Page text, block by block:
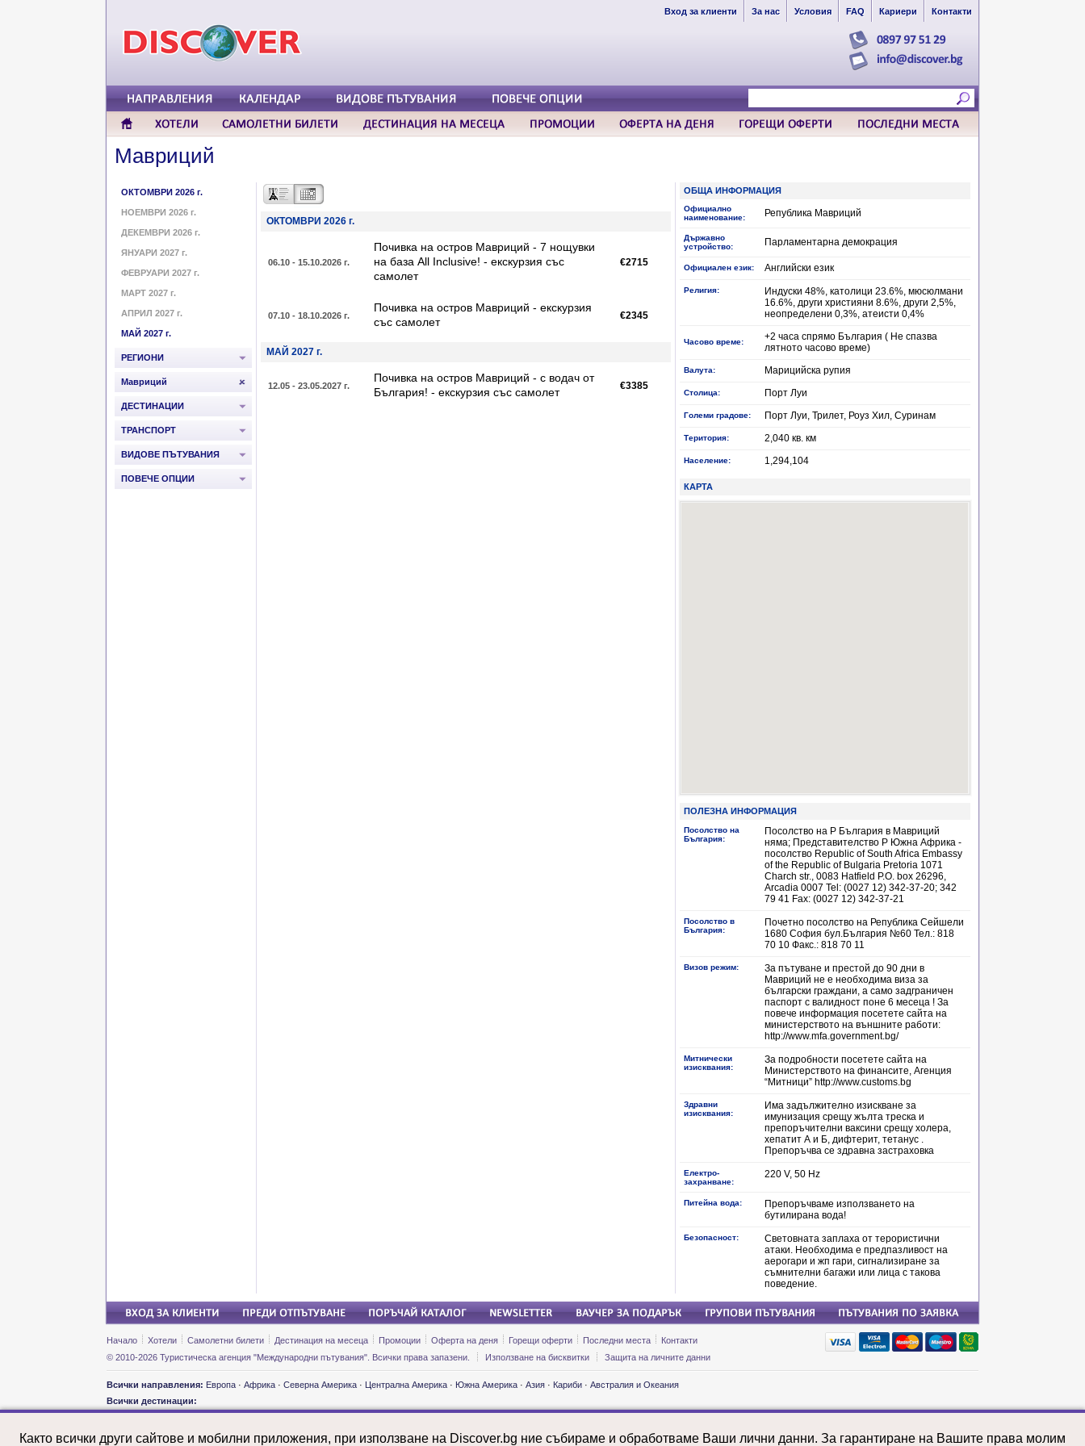
Вход за клиенти За нас Условия FAQ Кариери Контакти
Мавриций
ОКТОМВРИ 2026 г.
НОЕМВРИ 2026 г.
ДЕКЕМВРИ 2026 г.
ЯНУАРИ 2027 г.
ФЕВРУАРИ 2027 г.
МАРТ 2027 г.
АПРИЛ 2027 г.
МАЙ 2027 г.
РЕГИОНИ
Мавриций
ДЕСТИНАЦИИ
ТРАНСПОРТ
ВИДОВЕ ПЪТУВАНИЯ
ПОВЕЧЕ ОПЦИИ
ОКТОМВРИ 2026 г.
06.10 - 15.10.2026 г.
Почивка на остров Мавриций - 7 нощувки
на база All Inclusive! - екскурзия със
самолет
€2715
07.10 - 18.10.2026 г.
Почивка на остров Мавриций - екскурзия
със самолет
€2345
МАЙ 2027 г.
12.05 - 23.05.2027 г.
Почивка на остров Мавриций - с водач от
България! - екскурзия със самолет
€3385
ОБЩА ИНФОРМАЦИЯ
Официално
наименование:
Република Мавриций
Държавно
устройство:
Парламентарна демокрация
Официален език: Английски език
Религия:
Индуски 48%, католици 23.6%, мюсюлмани
16.6%, други християни 8.6%, други 2,5%,
неопределени 0,3%, атеисти 0,4%
Часово време:
+2 часа спрямо България ( Не спазва
лятното часово време)
Валута: Марицийска рупия
Столица: Порт Луи
Големи градове: Порт Луи, Трилет, Роуз Хил, Суринам
Територия: 2,040 кв. км
Население: 1,294,104
КАРТА
ПОЛЕЗНА ИНФОРМАЦИЯ
Посолство на
България:
Посолство на Р България в Мавриций
няма; Представителство Р Южна Африка -
посолство Republic of South Africa Embassy
of the Republic of Bulgaria Pretoria 1071
Charch str., 0083 Hatfield P.O. box 26296,
Arcadia 0007 Tel: (0027 12) 342-37-20; 342
79 41 Fax: (0027 12) 342-37-21
Посолство в
България:
Почетно посолство на Република Сейшели
1680 София бул.България №60 Тел.: 818
70 10 Факс.: 818 70 11
Визов режим:
За пътуване и престой до 90 дни в
Мавриций не е необходима виза за
български граждани, а само задграничен
паспорт с валидност поне 6 месеца ! За
повече информация посетете сайта на
министерството на външните работи:
http://www.mfa.government.bg/
Митнически
изисквания:
За подробности посетете сайта на
Министерството на финансите, Агенция
“Митници” http://www.customs.bg
Здравни
изисквания:
Има задължително изискване за
имунизация срещу жълта треска и
препоръчителни ваксини срещу холера,
хепатит А и Б, дифтерит, тетанус .
Препоръчва се здравна застраховка
Електро-
захранване:
220 V, 50 Hz
Питейна вода:
Препоръчваме използването на
бутилирана вода!
Безопасност:
Световната заплаха от терористични
атаки. Необходима е предпазливост на
аерогари и жп гари, сигнализиране за
съмнителни багажи или лица с такова
поведение.
Начало Хотели Самолетни билети Дестинация на месеца Промоции Оферта на деня Горещи оферти Последни места
Контакти
© 2010-2026 Туристическа агенция "Международни пътувания". Всички права запазени.
Използване на бисквитки Защита на личните данни
Всички направления: Европа · Африка · Северна Америка · Централна Америка · Южна Америка · Азия · Кариби · Австралия и Океания
Всички дестинации:
Екскурзии и почивки: Австралия
Екскурзии и почивки: Азербайджан
Екскурзии и почивки: Етиопия
Екскурзии и почивки: Индия
Екскурзии и почивки: Мароко
Екскурзии и почивки: Молдова
Екскурзии и почивки: Тайланд
Екскурзии и почивки: Турция
Както всички други сайтове и мобилни приложения, при използване на Discover.bg ние събираме и обработваме Ваши лични данни. За гарантиране на Вашите права молим